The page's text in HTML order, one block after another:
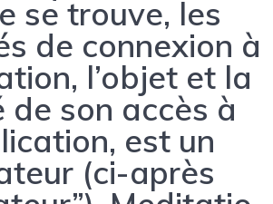
se trouve, les
de connexion à
l’objet et la
son accès à
est un
(ci-après